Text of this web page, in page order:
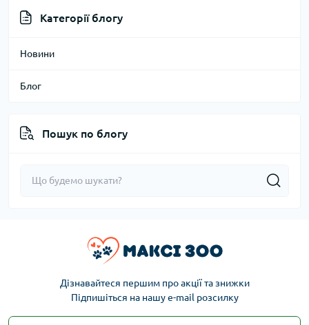
Категорії блогу
Новини
Блог
Пошук по блогу
Дізнавайтеся першим про акції та знижки
Підпишіться на нашу e-mail розсилку